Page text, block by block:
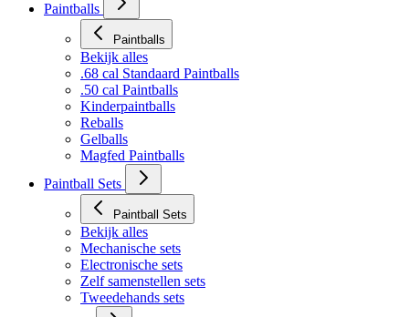
Paintballs
Paintballs
Bekijk alles
.68 cal Standaard Paintballs
.50 cal Paintballs
Kinderpaintballs
Reballs
Gelballs
Magfed Paintballs
Paintball Sets
Paintball Sets
Bekijk alles
Mechanische sets
Electronische sets
Zelf samenstellen sets
Tweedehands sets